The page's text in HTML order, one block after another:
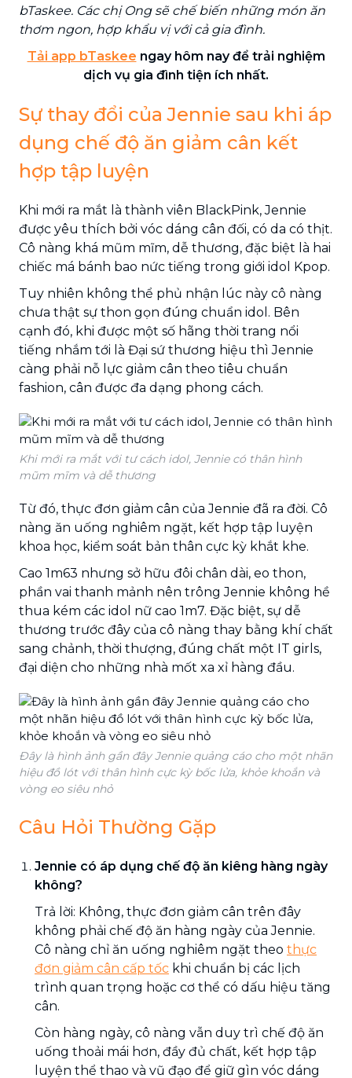
bTaskee. Các chị Ong sẽ chế biến những món ăn
thơm ngon, hợp khẩu vị với cả gia đình.
Tải app bTaskee ngay hôm nay để trải nghiệm
dịch vụ gia đình tiện ích nhất.
Sự thay đổi của Jennie sau khi áp
dụng chế độ ăn giảm cân kết
hợp tập luyện
Khi mới ra mắt là thành viên BlackPink, Jennie
được yêu thích bởi vóc dáng cân đối, có da có thịt.
Cô nàng khá mũm mĩm, dễ thương, đặc biệt là hai
chiếc má bánh bao nức tiếng trong giới idol Kpop.
Tuy nhiên không thể phủ nhận lúc này cô nàng
chưa thật sự thon gọn đúng chuẩn idol. Bên
cạnh đó, khi được một số hãng thời trang nổi
tiếng nhắm tới là Đại sứ thương hiệu thì Jennie
càng phải nỗ lực giảm cân theo tiêu chuẩn
fashion, cân được đa dạng phong cách.
Khi mới ra mắt với tư cách idol, Jennie có thân hình
mũm mĩm và dễ thương
Từ đó, thực đơn giảm cân của Jennie đã ra đời. Cô
nàng ăn uống nghiêm ngặt, kết hợp tập luyện
khoa học, kiểm soát bản thân cực kỳ khắt khe.
Cao 1m63 nhưng sở hữu đôi chân dài, eo thon,
phần vai thanh mảnh nên trông Jennie không hề
thua kém các idol nữ cao 1m7. Đặc biệt, sự dễ
thương trước đây của cô nàng thay bằng khí chất
sang chảnh, thời thượng, đúng chất một IT girls,
đại diện cho những nhà mốt xa xỉ hàng đầu.
Đây là hình ảnh gần đây Jennie quảng cáo cho một nhãn
hiệu đồ lót với thân hình cực kỳ bốc lửa, khỏe khoắn và
vòng eo siêu nhỏ
Câu Hỏi Thường Gặp
Jennie có áp dụng chế độ ăn kiêng hàng ngày
không?
Trả lời: Không, thực đơn giảm cân trên đây
không phải chế độ ăn hàng ngày của Jennie.
Cô nàng chỉ ăn uống nghiêm ngặt theo thực
đơn giảm cân cấp tốc khi chuẩn bị các lịch
trình quan trọng hoặc cơ thể có dấu hiệu tăng
cân.
Còn hàng ngày, cô nàng vẫn duy trì chế độ ăn
uống thoải mái hơn, đầy đủ chất, kết hợp tập
luyện thể thao và vũ đạo để giữ gìn vóc dáng